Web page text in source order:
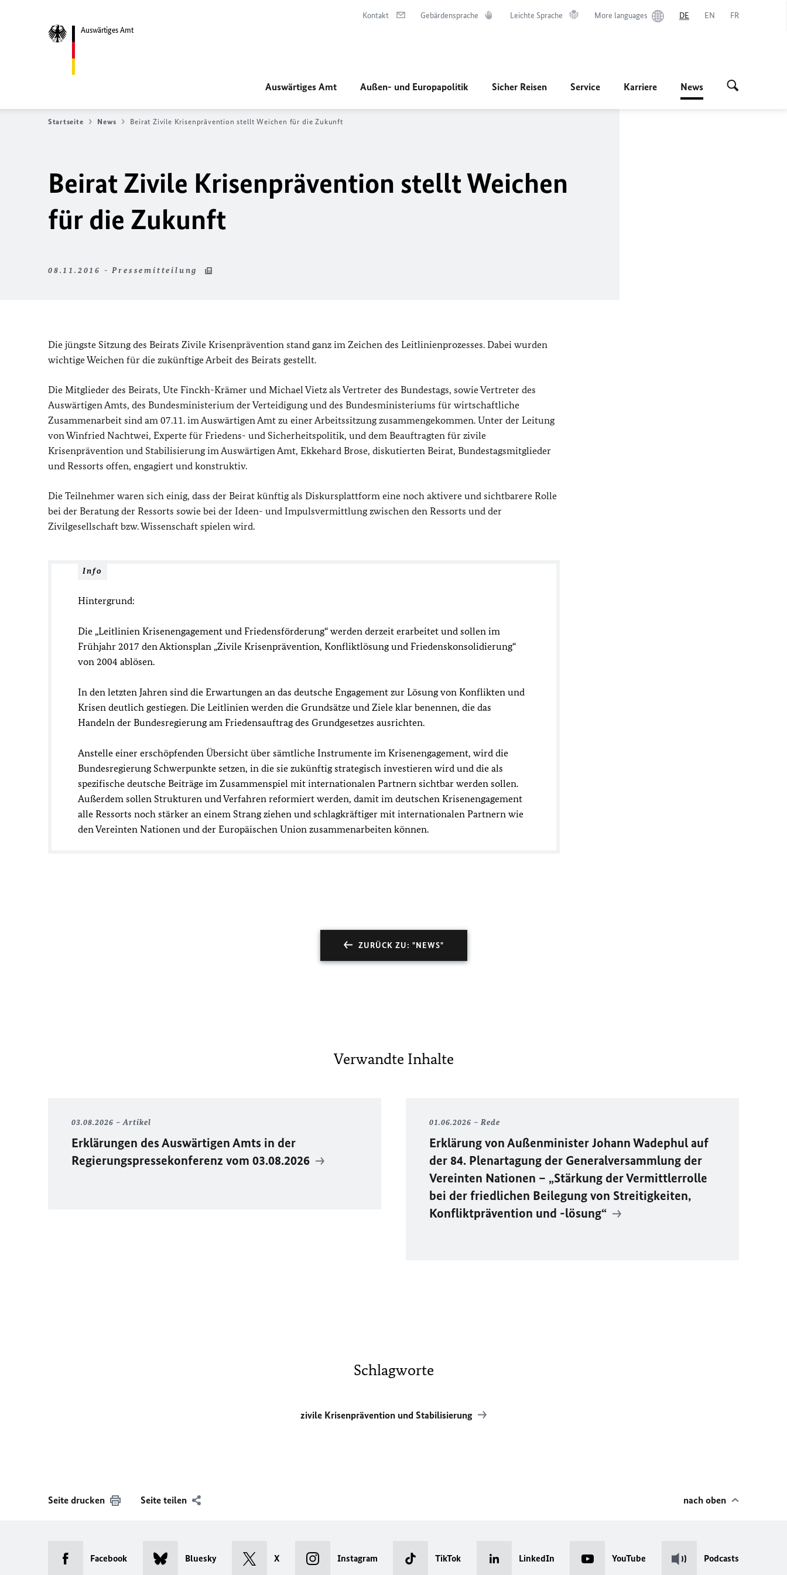
Auswärtiges Amt
Kontakt Gebärdensprache Leichte Sprache More languages DE EN FR
Auswärtiges Amt Außen- und Europapolitik Sicher Reisen Service Karriere News
Startseite News Beirat Zivile Krisenprävention stellt Weichen für die Zukunft
Beirat Zivile Krisenprävention stellt Weichen
für die Zukunft
08.11.2016 - Pressemitteilung
Die jüngste Sitzung des Beirats Zivile Krisenprävention stand ganz im Zeichen des Leitlinienprozesses. Dabei wurden
wichtige Weichen für die zukünftige Arbeit des Beirats gestellt.
Die Mitglieder des Beirats, Ute Finckh-Krämer und Michael Vietz als Vertreter des Bundestags, sowie Vertreter des
Auswärtigen Amts, des Bundesministerium der Verteidigung und des Bundesministeriums für wirtschaftliche
Zusammenarbeit sind am 07.11. im Auswärtigen Amt zu einer Arbeitssitzung zusammengekommen. Unter der Leitung
von Winfried Nachtwei, Experte für Friedens- und Sicherheitspolitik, und dem Beauftragten für zivile
Krisenprävention und Stabilisierung im Auswärtigen Amt, Ekkehard Brose, diskutierten Beirat, Bundestagsmitglieder
und Ressorts offen, engagiert und konstruktiv.
Die Teilnehmer waren sich einig, dass der Beirat künftig als Diskursplattform eine noch aktivere und sichtbarere Rolle
bei der Beratung der Ressorts sowie bei der Ideen- und Impulsvermittlung zwischen den Ressorts und der
Zivilgesellschaft bzw. Wissenschaft spielen wird.
Info
Hintergrund:
Die „Leitlinien Krisenengagement und Friedensförderung“ werden derzeit erarbeitet und sollen im
Frühjahr 2017 den Aktionsplan „Zivile Krisenprävention, Konfliktlösung und Friedenskonsolidierung“
von 2004 ablösen.
In den letzten Jahren sind die Erwartungen an das deutsche Engagement zur Lösung von Konflikten und
Krisen deutlich gestiegen. Die Leitlinien werden die Grundsätze und Ziele klar benennen, die das
Handeln der Bundesregierung am Friedensauftrag des Grundgesetzes ausrichten.
Anstelle einer erschöpfenden Übersicht über sämtliche Instrumente im Krisenengagement, wird die
Bundesregierung Schwerpunkte setzen, in die sie zukünftig strategisch investieren wird und die als
spezifische deutsche Beiträge im Zusammenspiel mit internationalen Partnern sichtbar werden sollen.
Außerdem sollen Strukturen und Verfahren reformiert werden, damit im deutschen Krisenengagement
alle Ressorts noch stärker an einem Strang ziehen und schlagkräftiger mit internationalen Partnern wie
den Vereinten Nationen und der Europäischen Union zusammenarbeiten können.
ZURÜCK ZU: "NEWS"
Verwandte Inhalte
03.08.2026 Artikel
Erklärungen des Auswärtigen Amts in der
Regierungspressekonferenz vom 03.08.2026
01.06.2026 Rede
Erklärung von Außenminister Johann Wadephul auf
der 84. Plenartagung der Generalversammlung der
Vereinten Nationen – „Stärkung der Vermittlerrolle
bei der friedlichen Beilegung von Streitigkeiten,
Konfliktprävention und -lösung“
Schlagworte
zivile Krisenprävention und Stabilisierung
Seite drucken Seite teilen nach oben
Facebook Bluesky X Instagram TikTok LinkedIn YouTube Podcasts